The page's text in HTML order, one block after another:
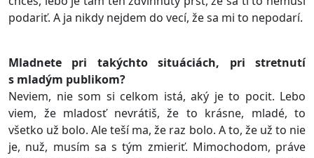
podariť. A ja nikdy nejdem do vecí, že sa mi to nepodarí.
Mladnete pri takýchto situáciách, pri stretnutí
s mladým publikom?
Neviem, nie som si celkom istá, aký je to pocit. Lebo
viem, že mladosť nevrátiš, že to krásne, mladé, to
všetko už bolo. Ale teší ma, že raz bolo. A to, že už to nie
je, nuž, musím sa s tým zmieriť. Mimochodom, práve